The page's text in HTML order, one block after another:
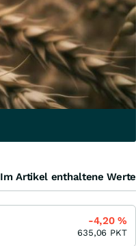
Im Artikel enthaltene Werte
-4,20%
635,06 PKT